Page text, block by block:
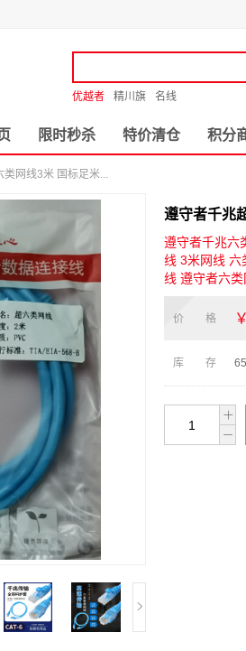
优越者 精川旗 名线
限时秒杀 特价清仓 积分
类网线3米 国标足米...
遵守者千兆
遵守者千兆六
线 3米网线 六
线 遵守者六
价 格 ￥
库 存